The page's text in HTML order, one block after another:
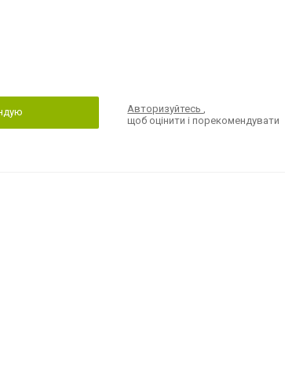
Авторизуйтесь,
щоб оцінити і порекомендувати